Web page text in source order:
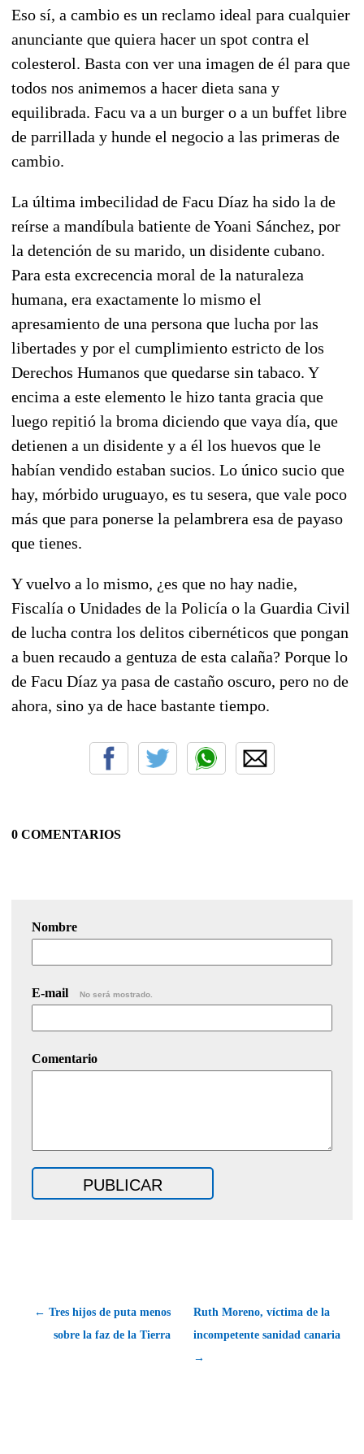
Eso sí, a cambio es un reclamo ideal para cualquier
anunciante que quiera hacer un spot contra el
colesterol. Basta con ver una imagen de él para que
todos nos animemos a hacer dieta sana y
equilibrada. Facu va a un burger o a un buffet libre
de parrillada y hunde el negocio a las primeras de
cambio.
La última imbecilidad de Facu Díaz ha sido la de
reírse a mandíbula batiente de Yoani Sánchez, por
la detención de su marido, un disidente cubano.
Para esta excrecencia moral de la naturaleza
humana, era exactamente lo mismo el
apresamiento de una persona que lucha por las
libertades y por el cumplimiento estricto de los
Derechos Humanos que quedarse sin tabaco. Y
encima a este elemento le hizo tanta gracia que
luego repitió la broma diciendo que vaya día, que
detienen a un disidente y a él los huevos que le
habían vendido estaban sucios. Lo único sucio que
hay, mórbido uruguayo, es tu sesera, que vale poco
más que para ponerse la pelambrera esa de payaso
que tienes.
Y vuelvo a lo mismo, ¿es que no hay nadie,
Fiscalía o Unidades de la Policía o la Guardia Civil
de lucha contra los delitos cibernéticos que pongan
a buen recaudo a gentuza de esta calaña? Porque lo
de Facu Díaz ya pasa de castaño oscuro, pero no de
ahora, sino ya de hace bastante tiempo.
0 COMENTARIOS
Nombre
E-mail No será mostrado.
Comentario
← Tres hijos de puta menos
sobre la faz de la Tierra
Ruth Moreno, víctima de la
incompetente sanidad canaria
→